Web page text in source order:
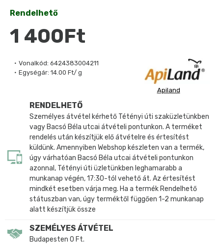
Vonalkód: 6424383004211
Egységár: 14.00 Ft/ g
Apiland
Rendelhető
1 400Ft
RENDELHETŐ
Személyes átvétel kérhető Tétényi úti szaküzletünkben
vagy Bacsó Béla utcai átvételi pontunkon. A terméket
rendelés után készítjük elő átvételre és értesítést
küldünk. Amennyiben Webshop készleten van a termék,
úgy várhatóan Bacsó Béla utcai átvételi pontunkon
azonnal, Tétényi úti üzletünkben leghamarabb a
munkanap végén, 17:30-tól vehető át. Az értesítést
mindkét esetben várja meg. Ha a termék Rendelhető
státuszban van, úgy terméktől függően 1-2 munkanap
alatt készítjük össze
SZEMÉLYES ÁTVÉTEL
Budapesten 0 Ft.